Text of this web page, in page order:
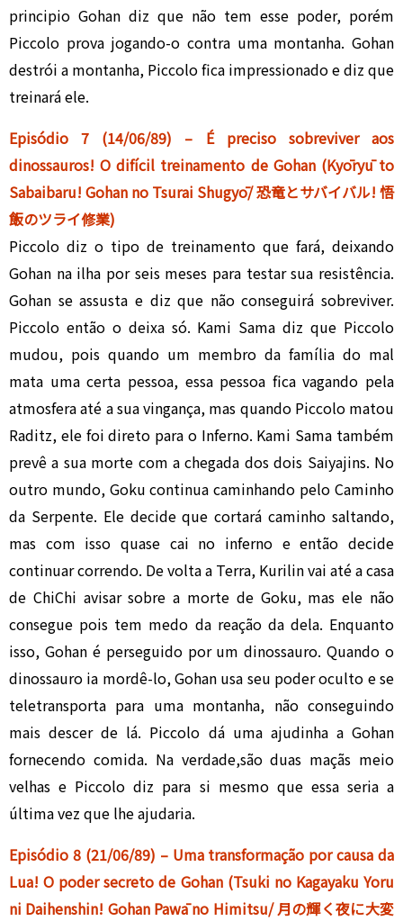
principio Gohan diz que não tem esse poder, porém
Piccolo prova jogando-o contra uma montanha. Gohan
destrói a montanha, Piccolo fica impressionado e diz que
treinará ele.
Episódio 7 (14/06/89) – É preciso sobreviver aos
dinossauros! O difícil treinamento de Gohan (Kyōryū to
Sabaibaru! Gohan no Tsurai Shugyō/ 恐竜とサバイバル! 悟
飯のツライ修業)
Piccolo diz o tipo de treinamento que fará, deixando
Gohan na ilha por seis meses para testar sua resistência.
Gohan se assusta e diz que não conseguirá sobreviver.
Piccolo então o deixa só. Kami Sama diz que Piccolo
mudou, pois quando um membro da família do mal
mata uma certa pessoa, essa pessoa fica vagando pela
atmosfera até a sua vingança, mas quando Piccolo matou
Raditz, ele foi direto para o Inferno. Kami Sama também
prevê a sua morte com a chegada dos dois Saiyajins. No
outro mundo, Goku continua caminhando pelo Caminho
da Serpente. Ele decide que cortará caminho saltando,
mas com isso quase cai no inferno e então decide
continuar correndo. De volta a Terra, Kurilin vai até a casa
de ChiChi avisar sobre a morte de Goku, mas ele não
consegue pois tem medo da reação da dela. Enquanto
isso, Gohan é perseguido por um dinossauro. Quando o
dinossauro ia mordê-lo, Gohan usa seu poder oculto e se
teletransporta para uma montanha, não conseguindo
mais descer de lá. Piccolo dá uma ajudinha a Gohan
fornecendo comida. Na verdade,são duas maçãs meio
velhas e Piccolo diz para si mesmo que essa seria a
última vez que lhe ajudaria.
Episódio 8 (21/06/89) – Uma transformação por causa da
Lua! O poder secreto de Gohan (Tsuki no Kagayaku Yoru
ni Daihenshin! Gohan Pawā no Himitsu/ 月の輝く夜に大変